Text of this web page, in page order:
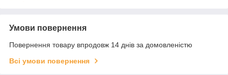
Умови повернення
Повернення товару впродовж 14 днів за домовленістю
Всі умови повернення